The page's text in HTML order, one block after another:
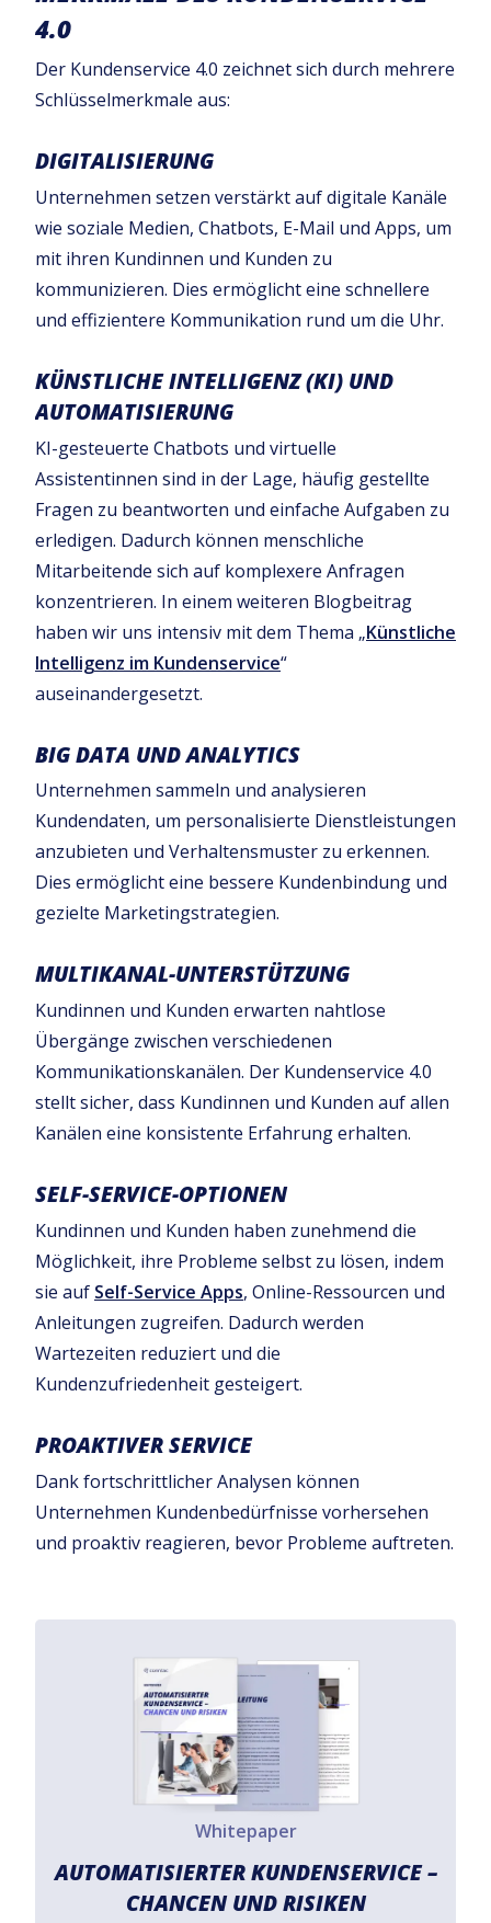
4.0
Der Kundenservice 4.0 zeichnet sich durch mehrere
Schlüsselmerkmale aus:
DIGITALISIERUNG
Unternehmen setzen verstärkt auf digitale Kanäle
wie soziale Medien, Chatbots, E-Mail und Apps, um
mit ihren Kundinnen und Kunden zu
kommunizieren. Dies ermöglicht eine schnellere
und effizientere Kommunikation rund um die Uhr.
KÜNSTLICHE INTELLIGENZ (KI) UND
AUTOMATISIERUNG
KI-gesteuerte Chatbots und virtuelle
Assistentinnen sind in der Lage, häufig gestellte
Fragen zu beantworten und einfache Aufgaben zu
erledigen. Dadurch können menschliche
Mitarbeitende sich auf komplexere Anfragen
konzentrieren. In einem weiteren Blogbeitrag
haben wir uns intensiv mit dem Thema „Künstliche
Intelligenz im Kundenservice“
auseinandergesetzt.
BIG DATA UND ANALYTICS
Unternehmen sammeln und analysieren
Kundendaten, um personalisierte Dienstleistungen
anzubieten und Verhaltensmuster zu erkennen.
Dies ermöglicht eine bessere Kundenbindung und
gezielte Marketingstrategien.
MULTIKANAL-UNTERSTÜTZUNG
Kundinnen und Kunden erwarten nahtlose
Übergänge zwischen verschiedenen
Kommunikationskanälen. Der Kundenservice 4.0
stellt sicher, dass Kundinnen und Kunden auf allen
Kanälen eine konsistente Erfahrung erhalten.
SELF-SERVICE-OPTIONEN
Kundinnen und Kunden haben zunehmend die
Möglichkeit, ihre Probleme selbst zu lösen, indem
sie auf Self-Service Apps, Online-Ressourcen und
Anleitungen zugreifen. Dadurch werden
Wartezeiten reduziert und die
Kundenzufriedenheit gesteigert.
PROAKTIVER SERVICE
Dank fortschrittlicher Analysen können
Unternehmen Kundenbedürfnisse vorhersehen
und proaktiv reagieren, bevor Probleme auftreten.
Whitepaper
AUTOMATISIERTER KUNDENSERVICE –
CHANCEN UND RISIKEN